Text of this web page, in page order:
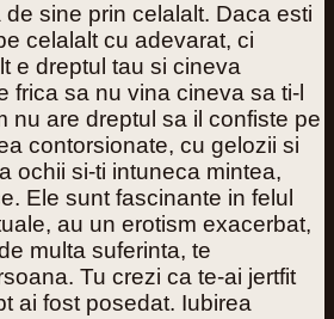
sine prin celalalt. Daca esti
celalalt cu adevarat, ci
e dreptul tau si cineva
frica sa nu vina cineva sa ti-l
nu are dreptul sa il confiste pe
contorsionate, cu gelozii si
ochii si-ti intuneca mintea,
Ele sunt fascinante in felul
au un erotism exacerbat,
multa suferinta, te
Tu crezi ca te-ai jertfit
ai fost posedat. Iubirea